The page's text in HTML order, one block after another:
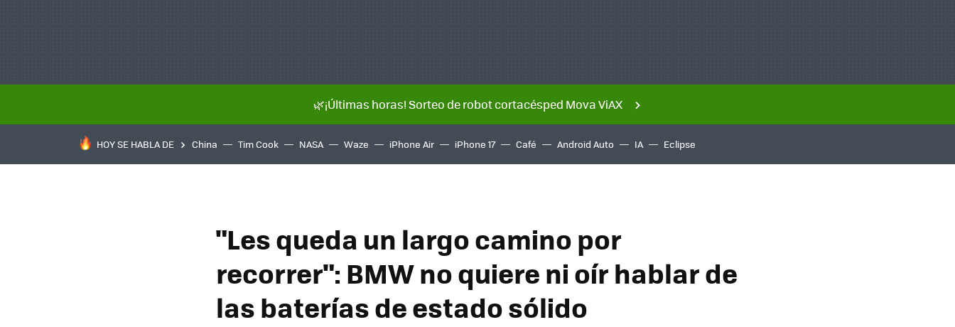
🌿¡Últimas horas! Sorteo de robot cortacésped Mova ViAX
HOY SE HABLA DE China Tim Cook NASA Waze iPhone Air iPhone 17 Café Android Auto IA Eclipse
"Les queda un largo camino por
recorrer": BMW no quiere ni oír hablar de
las baterías de estado sólido